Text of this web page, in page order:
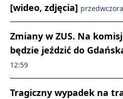
[wideo, zdjęcia]
Zmiany w ZUS. Na
będzie jeździć do
12:59
Tragiczny wypadek na